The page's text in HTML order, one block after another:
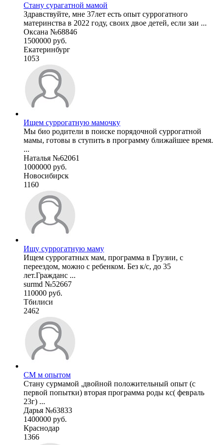
Стану сурагатной мамой
Здравствуйте, мне 37лет есть опыт суррогатного
материнства в 2022 году, своих двое детей, если заи ...
Оксана №68846
1500000 руб.
Екатеринбург
1053
Ищем суррогатную мамочку
Мы био родители в поиске порядочной суррогатной
мамы, готовы в ступить в программу ближайшее время.
...
Наталья №62061
1000000 руб.
Новосибирск
1160
Ищу суррогатную маму
Ищем суррогатных мам, программа в Грузии, с
переездом, можно с ребенком. Без к/с, до 35
лет.Гражданс ...
surmd №52667
110000 руб.
Тбилиси
2462
СМ м опытом
Стану сурмамой ,двойной положительный опыт (с
первой попытки) вторая программа роды кс( февраль
23г) ...
Дарья №63833
1400000 руб.
Краснодар
1366